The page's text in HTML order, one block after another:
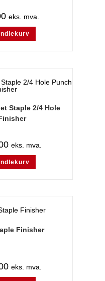
eks. mva.
Staple 2/4 Hole
eks. mva.
Finisher
eks. mva.